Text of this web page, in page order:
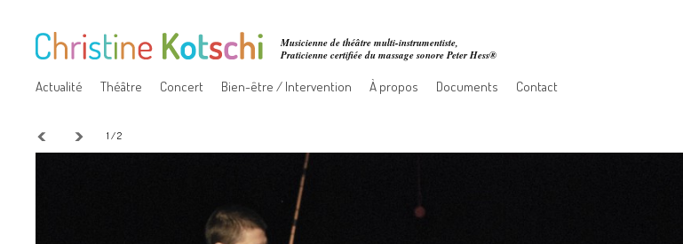
Musicienne de théâtre multi-instrumentiste,
Praticienne certifiée du massage sonore Peter Hess®
Actualité Théâtre Concert Bien-être / Intervention À propos Documents Contact
1 / 2